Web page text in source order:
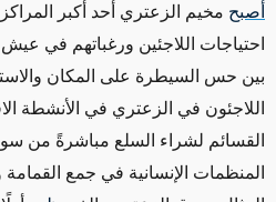
أصبح مخيم الزعتري أحد أكبر
احتياجات اللاجئين ورغباتهم في
بين حس السيطرة على المكان
اللاجئون في الزعتري في الأنشطة
القسائم لشراء السلع مباشرةً من
المنظمات الإنسانية في جمع القمامة